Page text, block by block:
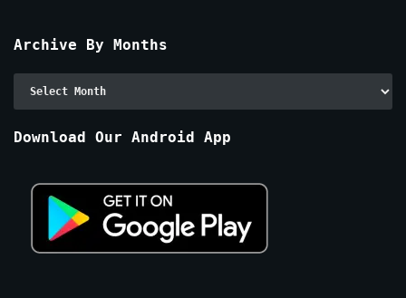
Archive By Months
Download Our Android App